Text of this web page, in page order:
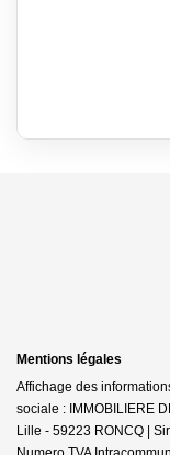
Mentions légales
Affichage des
sociale : IMMOBILIERE
Lille - 59223 RONCQ |